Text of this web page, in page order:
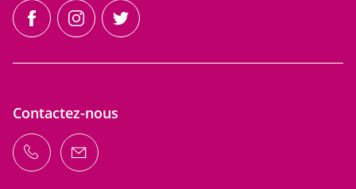
facebookinstagramtwitter
Contactez-nous